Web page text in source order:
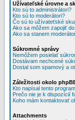
Užívateľské úrovne a
Kto sú to administrátori?
Kto sú to moderátori?
Čo sú to užívateťské
Ako sa môžem zapojiť
Ako sa stanem
Súkromné správy
Nemôžem posielať
Dostávam nechcené
Dostal som spamový a
Záležitosti okolo
Kto napísal tento
Prečo nie je k dispozícií
Koho mám kontaktovať
Attachments